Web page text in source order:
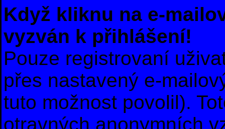
Když kliknu na e-
vyzván k přihlášení!
Pouze registrovaní
přes nastavený e-
tuto možnost povolil).
otravných anonymních